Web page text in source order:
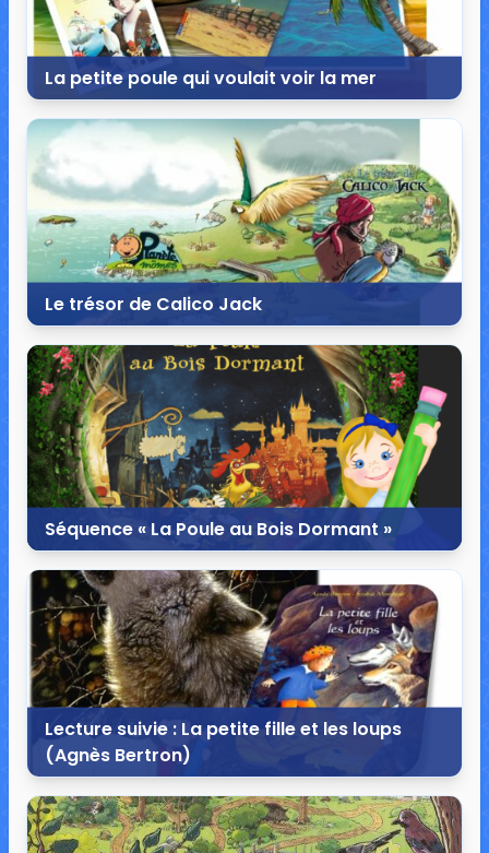
La petite poule qui voulait voir la mer
26 février 2017
12 commentaires
65 832 vues
Le trésor de Calico Jack
20 octobre 2016
0 commentaire
8 106 vues
Séquence « La Poule au Bois Dormant »
25 février 2016
3 commentaires
23 330 vues
Lecture suivie : La petite fille et les loups
(Agnès Bertron)
4 novembre 2015
3 commentaires
14 504 vues